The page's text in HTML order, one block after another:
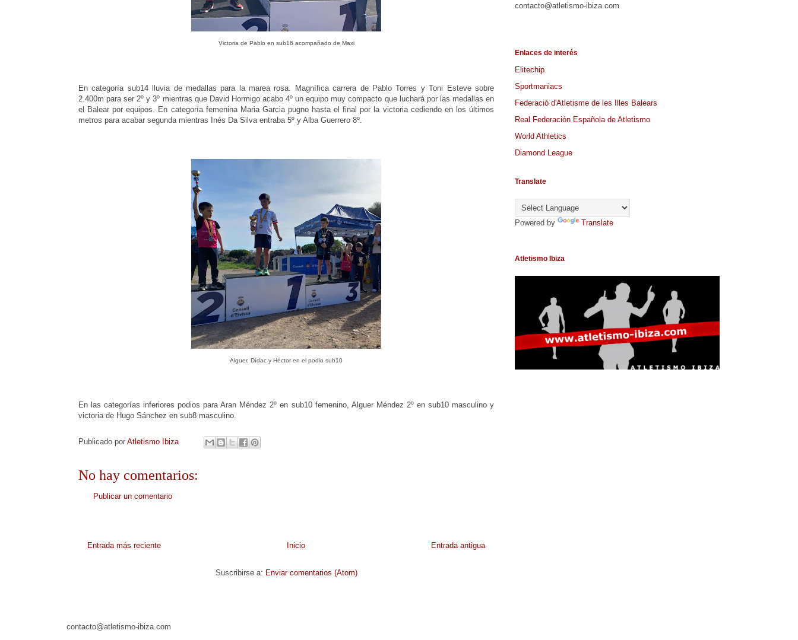
Victoria de Pablo en sub16 acompañado de Maxi
En categoría sub14 lluvia de medallas para la marea rosa. Magnífica carrera de Pablo Torres y Toni Esteve sobre
2.400m para ser 2º y 3º mientras que David Hormigo acabo 4º un equipo muy compacto que luchará por las medallas en
el Balear por equipos. En categoría femenina Maria Garcia pugno hasta el final por la victoria cediendo en los últimos
metros para acabar segunda mientras Inés Da Silva entraba 5º y Alba Guerrero 8º.
Alguer, Dídac y Héctor en el podio sub10
En las categorías inferiores podios para Aran Méndez 2º en sub10 femenino, Alguer Méndez 2º en sub10 masculino y
victoria de Hugo Sánchez en sub8 masculino.
Publicado por Atletismo Ibiza
No hay comentarios:
Publicar un comentario
Entrada más reciente Entrada antigua
Inicio
Suscribirse a: Enviar comentarios (Atom)
contacto@atletismo-ibiza.com
Enlaces de interés
Elitechip
Sportmaniacs
Federació d'Atletisme de les Illes Balears
Real Federación Española de Atletismo
World Athletics
Diamond League
Translate
Powered by Translate
Atletismo Ibiza
contacto@atletismo-ibiza.com